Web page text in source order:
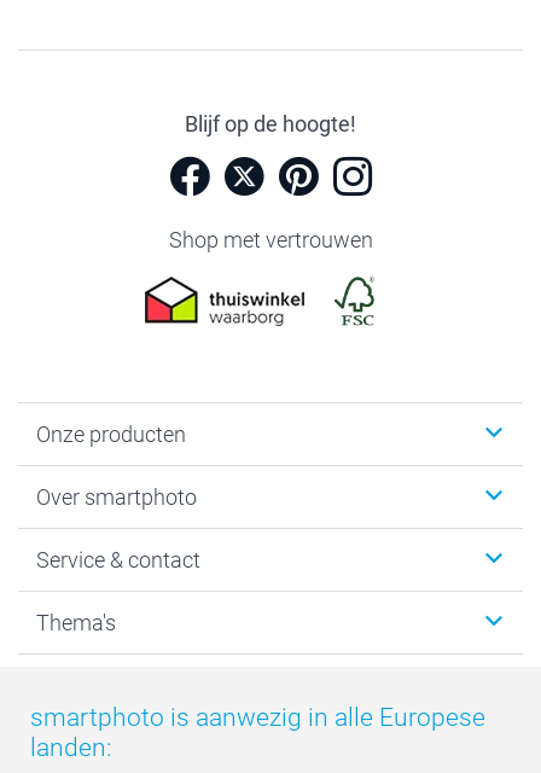
Blijf op de hoogte!
Shop met vertrouwen
Onze producten
Fotoboeken
Fotocadeaus
Kaarten
Over smartphoto
Vacatures
Bestelproces
Privacy
Cookiebeleid
Service & contact
Tevredenheidsgarantie
smartbonus
smartfriends
Thema's
Moederdag
Vaderdag
smartphoto is aanwezig in alle Europese
landen: